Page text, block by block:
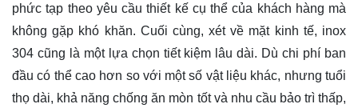
phức tạp theo yêu cầu thiết kế cụ thể của khách hàng mà
không gặp khó khăn. Cuối cùng, xét về mặt kinh tế, inox
304 cũng là một lựa chọn tiết kiệm lâu dài. Dù chi phí ban
đầu có thể cao hơn so với một số vật liệu khác, nhưng tuổi
thọ dài, khả năng chống ăn mòn tốt và nhu cầu bảo trì thấp,